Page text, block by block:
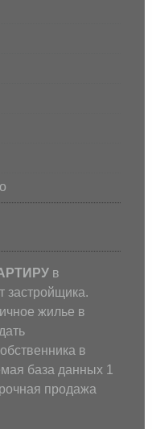
в
застройщика.
жилье в
в
база данных 1
продажа